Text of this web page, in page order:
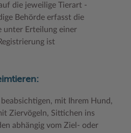
die jeweilige Tierart -
Behörde erfasst die
unter Erteilung einer
ist
mit Ihrem Hund,
Ziervögeln, Sittichen ins
abhängig vom Ziel- oder